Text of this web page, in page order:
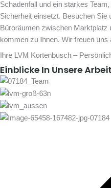
Schadenfall und ein starkes
Sicherheit einsetzt. Besuchen Sie
Büroräumen zwischen Marktplatz
kommen zu Ihnen. Wir freuen uns
Ihre LVM Kortenbusch –
Einblicke In Unsere Arbeit